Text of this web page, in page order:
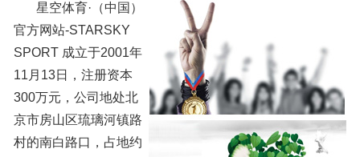
星空体育·（中国）
官方网站-STARSKY
SPORT 成立于2001年
11月13日，注册资本
300万元，公司地处北
京市房山区琉璃河镇路
村的南白路口，占地约